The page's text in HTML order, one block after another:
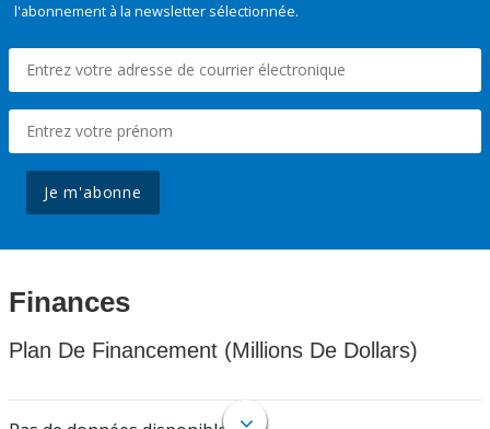
l'abonnement à la newsletter sélectionnée.
Je m'abonne
Finances
Plan De Financement (Millions De Dollars)